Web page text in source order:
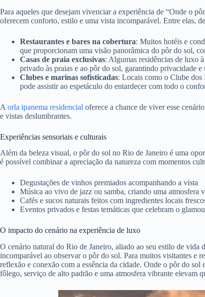
Para aqueles que desejam vivenciar a experiência de “Onde o
oferecem conforto, estilo e uma vista incomparável. Entre elas,
Restaurantes e bares na cobertura: Muitos hotéis e
que proporcionam uma visão panorâmica do pôr do sol,
Casas de praia exclusivas: Algumas residências de luxo
privado às praias e ao pôr do sol, garantindo privacidade e
Clubes e marinas sofisticadas: Locais como o Clube dos
pode assistir ao espetáculo do entardecer com todo o
A orla ipanema residencial oferece a chance de viver esse
e vistas deslumbrantes.
Experiências sensoriais e culturais
Além da beleza visual, o pôr do sol no Rio de Janeiro é uma
é possível combinar a apreciação da natureza com momentos
Degustações de vinhos premiados acompanhando a vista
Música ao vivo de jazz ou samba, criando uma atmosfera
Cafés e sucos naturais feitos com ingredientes locais
Eventos privados e festas temáticas que celebram o
O impacto do cenário na experiência de luxo
O cenário natural do Rio de Janeiro, aliado ao seu estilo de
incomparável ao observar o pôr do sol. Para muitos visitantes e
reflexão e conexão com a essência da cidade. Onde o pôr do
fôlego, serviço de alto padrão e uma atmosfera vibrante elevam